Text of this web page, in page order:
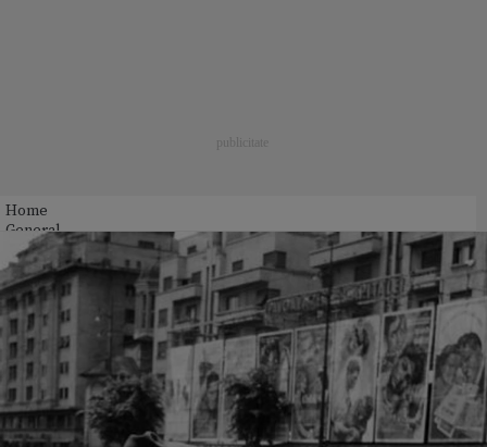
Home
General